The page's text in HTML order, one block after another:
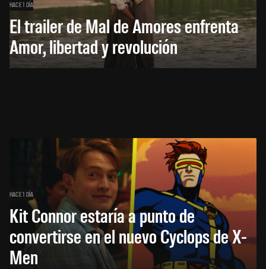
HACE 1 DÍA
El trailer de Mal de Amores enfrenta
Amor, libertad y revolución
HACE 1 DÍA
Kit Connor estaría a punto de
convertirse en el nuevo Cyclops de X-
Men